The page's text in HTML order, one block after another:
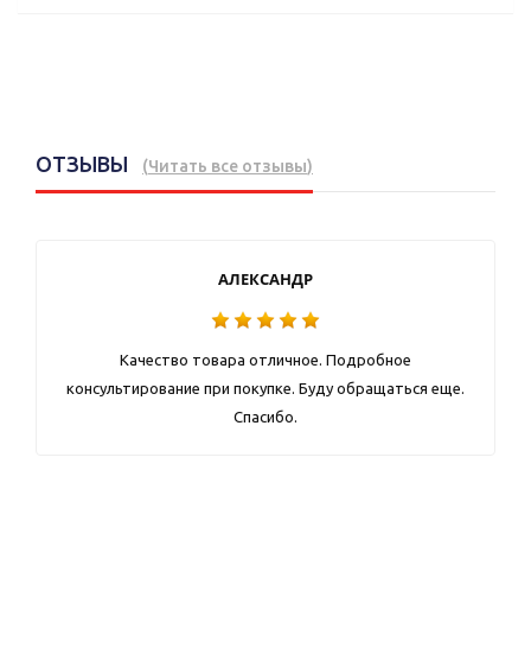
ОТЗЫВЫ (Читать все отзывы)
АЛЕКСАНДР
Качество товара отличное. Подробное
консультирование при покупке. Буду обращаться еще.
Спасибо.